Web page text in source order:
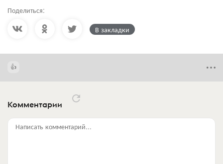
Поделиться:
В закладки
Комментарии
Написать комментарий...